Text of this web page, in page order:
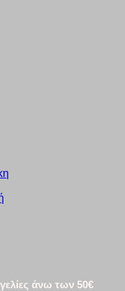
άνω των 50€